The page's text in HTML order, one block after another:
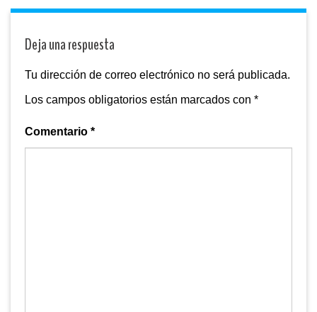
Deja una respuesta
Tu dirección de correo electrónico no será publicada.
Los campos obligatorios están marcados con *
Comentario *